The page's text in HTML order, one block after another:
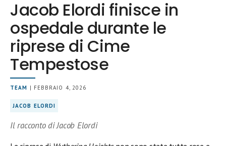
Jacob Elordi finisce in
ospedale durante le
riprese di Cime
Tempestose
TEAM | FEBBRAIO 4, 2026
JACOB ELORDI
Il racconto di Jacob Elordi